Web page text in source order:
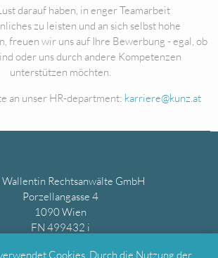
darauf haben, in enger Teamarbeit
zu leisten und an sich selbst hohe
freuen wir uns auf Ihre Bewerbung - egal, ob
oder uns durch andere Kompetenzen
unterstützen möchten.
an unser HR-department: karriere@kunz.at
Wallentin Rechtsanwälte GmbH
Porzellangasse 4
1090 Wien
FN 499432 i
Cookies. Durch die Nutzung der